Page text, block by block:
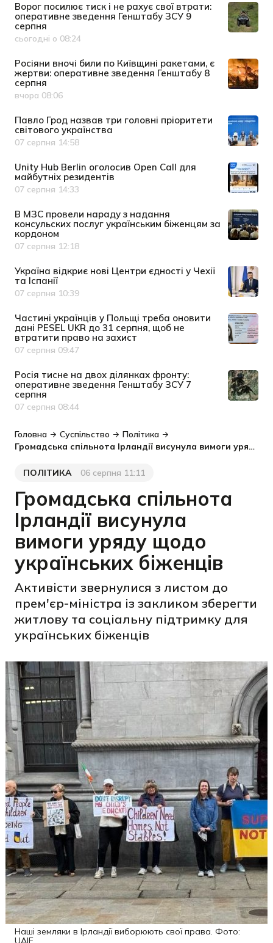
Ворог посилює тиск і не рахує свої втрати:
оперативне зведення Генштабу ЗСУ 9
серпня
Дата публікації
сьогодні о 08:24
Росіяни вночі били по Київщині ракетами, є
жертви: оперативне зведення Генштабу 8
серпня
Дата публікації
вчора 08:06
Павло Грод назвав три головні пріоритети
світового українства
Дата публікації
07 серпня 14:58
Unity Hub Berlin оголосив Open Call для
майбутніх резидентів
Дата публікації
07 серпня 14:33
В МЗС провели нараду з надання
консульских послуг українським біженцям за
кордоном
Дата публікації
07 серпня 12:18
Україна відкриє нові Центри єдності у Чехії
та Іспанії
Дата публікації
07 серпня 10:39
Частині українців у Польщі треба оновити
дані PESEL UKR до 31 серпня, щоб не
втратити право на захист
Дата публікації
07 серпня 09:47
Росія тисне на двох ділянках фронту:
оперативне зведення Генштабу ЗСУ 7
серпня
Дата публікації
07 серпня 08:44
Головна Суспільство
Політика
Громадська спільнота Ірландії висунула вимоги уряду щодо українських біженців
Категорія
ПОЛІТИКА
Дата публікації06 серпня 11:11
Громадська спільнота
Ірландії висунула
вимоги уряду щодо
українських біженців
Активісти звернулися з листом до
прем'єр-міністра із закликом зберегти
житлову та соціальну підтримку для
українських біженців
Наші земляки в Ірландії виборюють свої права. Фото:
UAIE